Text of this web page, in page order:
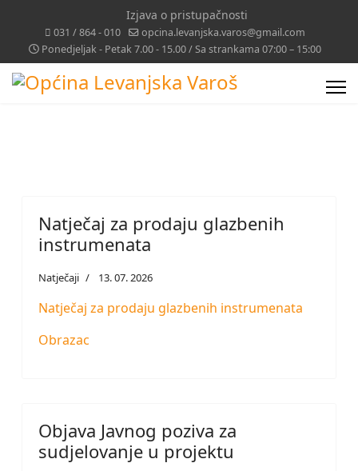
Izjava o pristupačnosti
031 / 864 - 010
opcina.levanjska.varos@gmail.com
Ponedjeljak - Petak 7.00 - 15.00 / Sa strankama 07:00 – 15:00
Natječaj za prodaju glazbenih
instrumenata
Natječaji 13. 07. 2026
Natječaj za prodaju glazbenih instrumenata
Obrazac
Objava Javnog poziva za
sudjelovanje u projektu